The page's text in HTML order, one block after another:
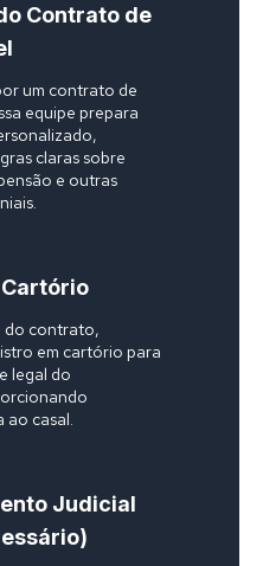
Contrato de
um contrato de
equipe prepara
claras sobre
e outras
do contrato,
em cartório para
legal do
ao casal.
Judicial